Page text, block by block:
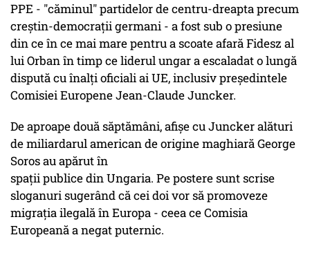
PPE - "căminul" partidelor de centru-dreapta precum
creştin-democraţii germani - a fost sub o presiune
din ce în ce mai mare pentru a scoate afară Fidesz al
lui Orban în timp ce liderul ungar a escaladat o lungă
dispută cu înalţi oficiali ai UE, inclusiv preşedintele
Comisiei Europene Jean-Claude Juncker.
De aproape două săptămâni, afişe cu Juncker alături
de miliardarul american de origine maghiară George
Soros au apărut în
spaţii publice din Ungaria. Pe postere sunt scrise
sloganuri sugerând că cei doi vor să promoveze
migraţia ilegală în Europa - ceea ce Comisia
Europeană a negat puternic.